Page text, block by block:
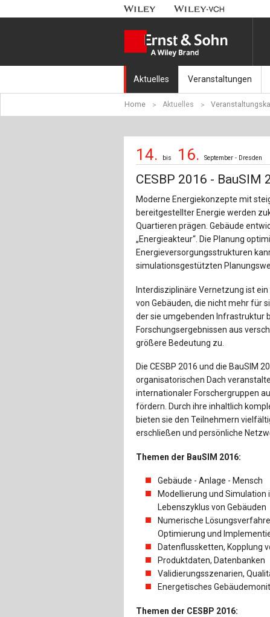
Aktuelles
Nachrichten
Aktuell erschienen
Erscheint in Kürze
Veranstaltungen
Münchener
Fachkonferenz
Symposium
Home Aktuelles
14. bis 16.September - Dresden
CESBP 2016 - BauSIM
Moderne Energiekonzepte mit
bereitgestellter Energie werden
Quartieren prägen. Gebäude
„Energieakteur“. Die Planung
Energieversorgungsstrukturen
simulationsgestützten
Interdisziplinäre Vernetzung ist
von Gebäuden, die nicht mehr für
der sie umgebenden Infrastruktur
Forschungsergebnissen aus
größere Bedeutung zu.
Die CESBP 2016 und die BauSIM
organisatorischen Dach
internationaler Forschergruppen
fördern. Durch ihre inhaltlich
bieten sie den Teilnehmern
erschließen und persönliche
Themen der BauSIM 2016:
Gebäude - Anlage - Mensch
Modellierung und Simulation
Lebenszyklus von Gebäuden
Numerische
Optimierung und
Datenflussketten, Kopplung
Produktdaten, Datenbanken
Validierungsszenarien,
Energetisches
Themen der CESBP 2016: